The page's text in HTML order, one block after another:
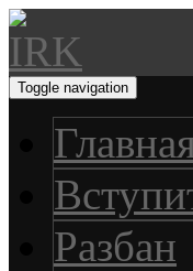
Toggle navigation
Разбан